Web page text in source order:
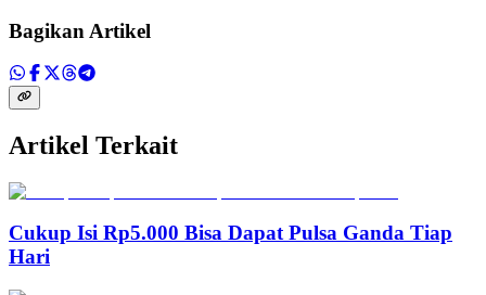
Bagikan Artikel
Artikel Terkait
Cukup Isi Rp5.000 Bisa Dapat Pulsa Ganda Tiap
Hari